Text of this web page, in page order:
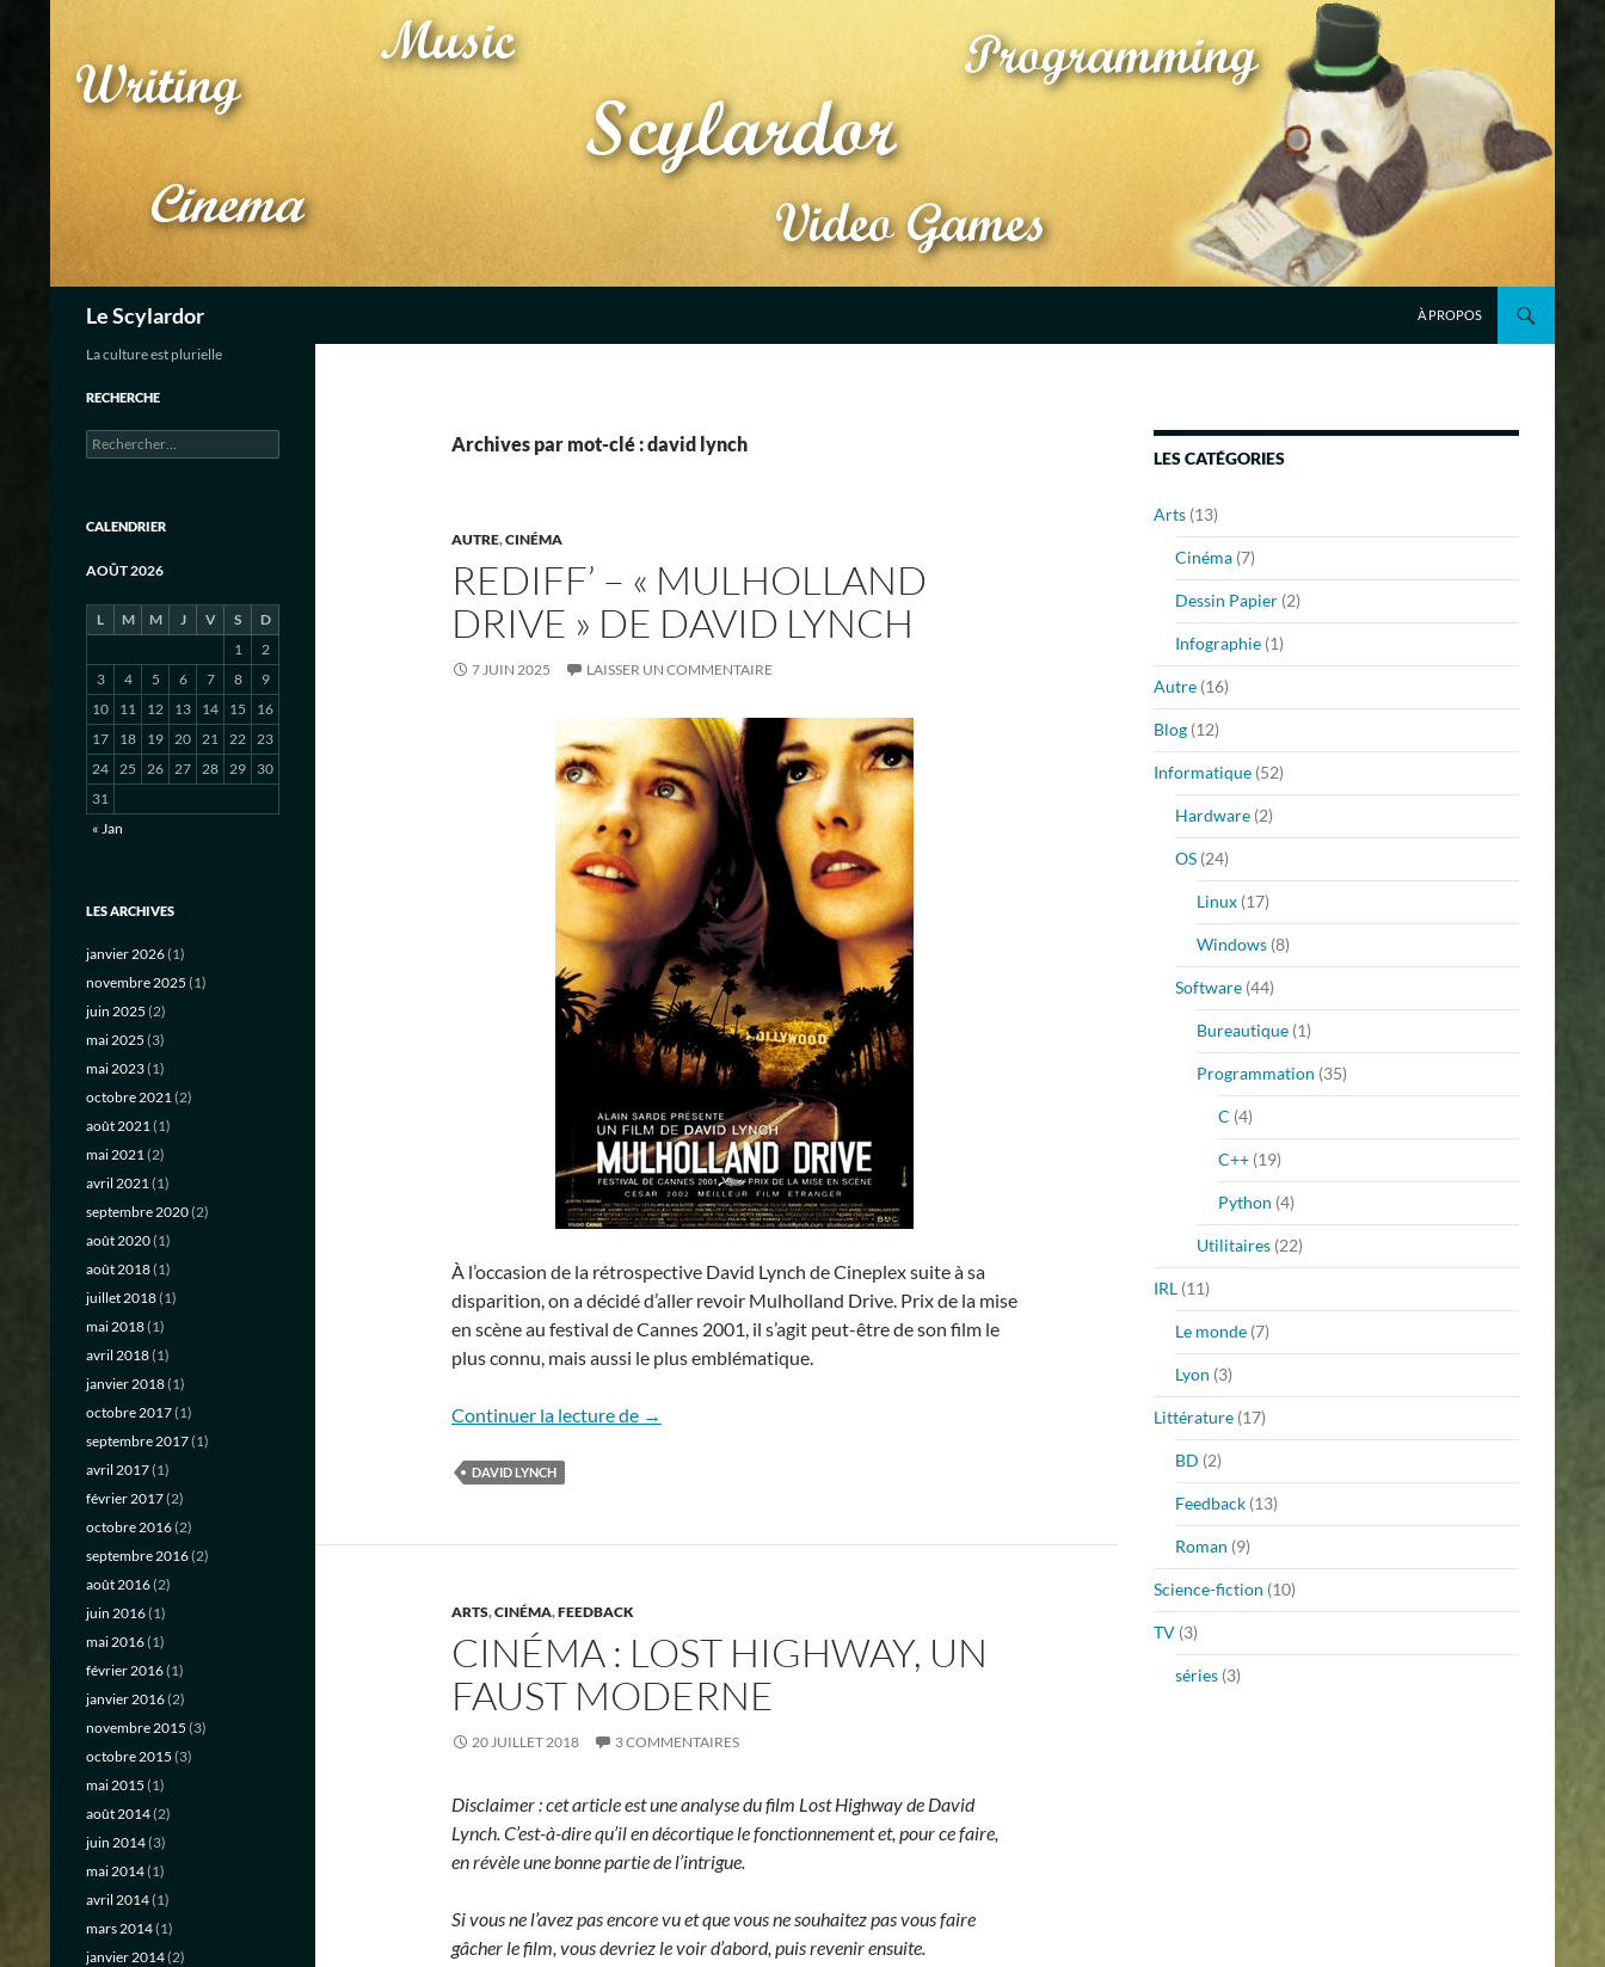
Le Scylardor À PROPOS
Archives par mot-clé : david lynch
AUTRE,CINÉMA
REDIFF’ – « MULHOLLAND
DRIVE » DE DAVID LYNCH
7 JUIN 2025 LAISSER UN COMMENTAIRE
À l’occasion de la rétrospective David Lynch de Cineplex suite à sa
disparition, on a décidé d’aller revoir Mulholland Drive. Prix de la mise
en scène au festival de Cannes 2001, il s’agit peut-être de son film le
plus connu, mais aussi le plus emblématique.
Continuer la lecture de Rediff’ – « Mulholland Drive » de David Lynch
→
DAVID LYNCH
ARTS,CINÉMA,FEEDBACK
CINÉMA : LOST HIGHWAY, UN
FAUST MODERNE
20 JUILLET 2018 3 COMMENTAIRES
Disclaimer : cet article est une analyse du film Lost Highway de David
Lynch. C’est-à-dire qu’il en décortique le fonctionnement et, pour ce faire,
en révèle une bonne partie de l’intrigue.
Si vous ne l’avez pas encore vu et que vous ne souhaitez pas vous faire
gâcher le film, vous devriez le voir d’abord, puis revenir ensuite.
LES CATÉGORIES
Arts (13)
Cinéma (7)
Dessin Papier (2)
Infographie (1)
Autre (16)
Blog (12)
Informatique (52)
Hardware (2)
OS (24)
Linux (17)
Windows (8)
Software (44)
Bureautique (1)
Programmation (35)
C (4)
C++ (19)
Python (4)
Utilitaires (22)
IRL (11)
Le monde (7)
Lyon (3)
Littérature (17)
BD (2)
Feedback (13)
Roman (9)
Science-fiction (10)
TV (3)
séries (3)
La culture est plurielle
RECHERCHE
Rechercher :
CALENDRIER
AOÛT 2026
L M M J V S
D
1
2
3
4 5 6 7 8
9
10
11 12 13 14 15
16
17
18 19 20 21 22 23
24 25 26 27 28 29
30
31
« Jan
LES ARCHIVES
janvier 2026(1)
novembre 2025 (1)
juin 2025 (2)
mai 2025 (3)
mai 2023(1)
octobre 2021(2)
août 2021(1)
mai 2021(2)
avril 2021(1)
septembre 2020(2)
août 2020(1)
août 2018(1)
juillet 2018(1)
mai 2018(1)
avril 2018(1)
janvier 2018(1)
octobre 2017(1)
septembre 2017(1)
avril 2017(1)
février 2017(2)
octobre 2016(2)
septembre 2016(2)
août 2016(2)
juin 2016(1)
mai 2016(1)
février 2016(1)
janvier 2016(2)
novembre 2015 (3)
octobre 2015 (3)
mai 2015 (1)
août 2014(2)
juin 2014(3)
mai 2014(1)
avril 2014(1)
mars 2014(1)
janvier 2014(2)